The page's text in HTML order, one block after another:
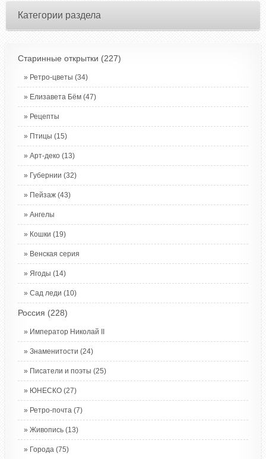
Категории раздела
Старинные открытки (227)
Ретро-цветы (34)
Елизавета Бём (47)
Рецепты
Птицы (15)
Арт-деко (13)
Губернии (32)
Пейзаж (43)
Ангелы
Кошки (19)
Венская серия
Ягоды (14)
Сад леди (10)
Россия (228)
Император Николай II
Знаменитости (24)
Писатели и поэты (25)
ЮНЕСКО (27)
Ретро-почта (7)
Живопись (13)
Города (75)